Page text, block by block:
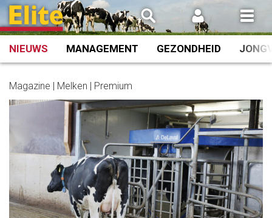
Spring
naar
inhoud
NIEUWS MANAGEMENT GEZONDHEID
Magazine | Melken | Premium